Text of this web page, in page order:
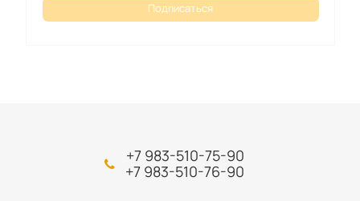
Подписаться
+7 983-510-75-90
+7 983-510-76-90